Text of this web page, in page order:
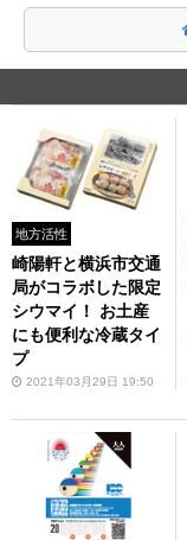
地方活性
崎陽軒と横浜市交通
局がコラボした限定
シウマイ！ お土産
にも便利な冷蔵タイ
プ
2021年03月29日 19:50